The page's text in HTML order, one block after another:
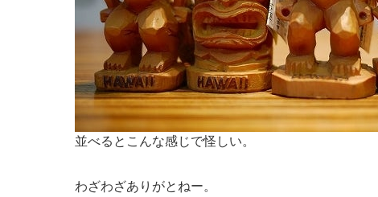
並べるとこんな感じで怪しい。
わざわざありがとねー。